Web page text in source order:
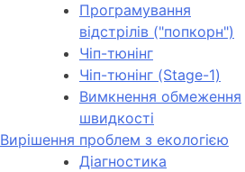
Програмування
відстрілів ("попкорн")
Чіп-тюнінг
Чіп-тюнінг (Stage-1)
Вимкнення обмеження
швидкості
Вирішення проблем з екологією
Діагностика